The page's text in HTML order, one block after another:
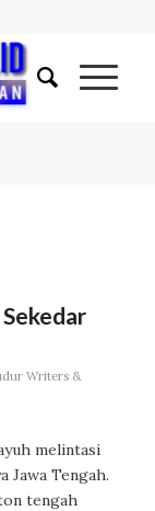
Writers &
melintasi
Jawa Tengah.
tengah